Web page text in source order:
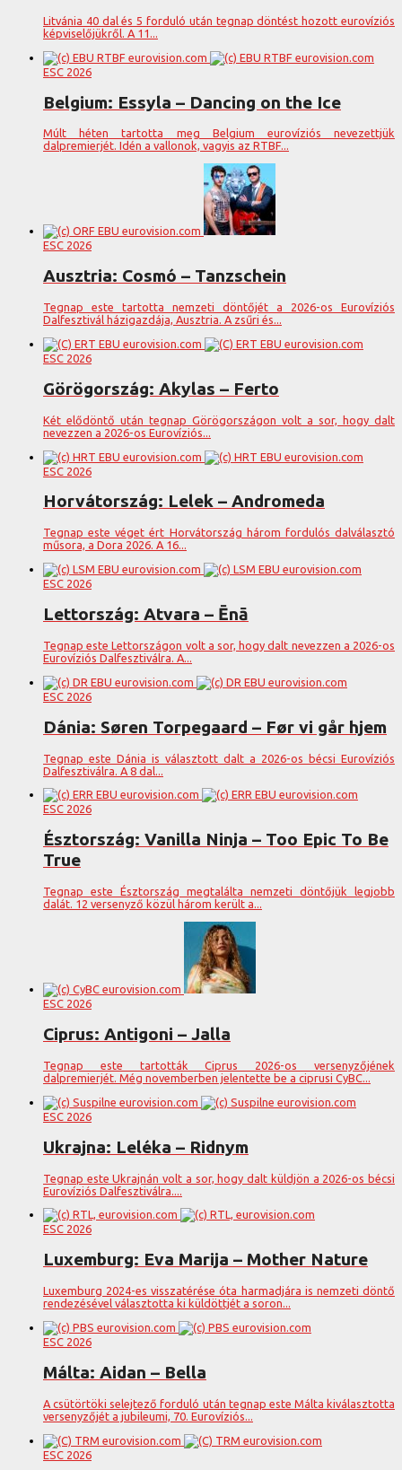
Litvánia 40 dal és 5 forduló után tegnap döntést hozott eurovíziós
képviselőjükről. A 11...
ESC 2026
Belgium: Essyla – Dancing on the Ice
Múlt héten tartotta meg Belgium eurovíziós nevezettjük
dalpremierjét. Idén a vallonok, vagyis az RTBF...
ESC 2026
Ausztria: Cosmó – Tanzschein
Tegnap este tartotta nemzeti döntőjét a 2026-os Eurovíziós
Dalfesztivál házigazdája, Ausztria. A zsűri és...
ESC 2026
Görögország: Akylas – Ferto
Két elődöntő után tegnap Görögországon volt a sor, hogy dalt
nevezzen a 2026-os Eurovíziós...
ESC 2026
Horvátország: Lelek – Andromeda
Tegnap este véget ért Horvátország három fordulós dalválasztó
műsora, a Dora 2026. A 16...
ESC 2026
Lettország: Atvara – Ēnā
Tegnap este Lettországon volt a sor, hogy dalt nevezzen a 2026-os
Eurovíziós Dalfesztiválra. A...
ESC 2026
Dánia: Søren Torpegaard – Før vi går hjem
Tegnap este Dánia is választott dalt a 2026-os bécsi Eurovíziós
Dalfesztiválra. A 8 dal...
ESC 2026
Észtország: Vanilla Ninja – Too Epic To Be
True
Tegnap este Észtország megtalálta nemzeti döntőjük legjobb
dalát. 12 versenyző közül három került a...
ESC 2026
Ciprus: Antigoni – Jalla
Tegnap este tartották Ciprus 2026-os versenyzőjének
dalpremierjét. Még novemberben jelentette be a ciprusi CyBC...
ESC 2026
Ukrajna: Leléka – Ridnym
Tegnap este Ukrajnán volt a sor, hogy dalt küldjön a 2026-os bécsi
Eurovíziós Dalfesztiválra....
ESC 2026
Luxemburg: Eva Marija – Mother Nature
Luxemburg 2024-es visszatérése óta harmadjára is nemzeti döntő
rendezésével választotta ki küldöttjét a soron...
ESC 2026
Málta: Aidan – Bella
A csütörtöki selejtező forduló után tegnap este Málta kiválasztotta
versenyzőjét a jubileumi, 70. Eurovíziós...
ESC 2026